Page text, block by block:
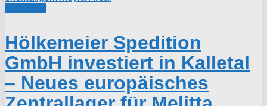
Hölkemeier Spedition
GmbH investiert in Kalletal
– Neues europäisches